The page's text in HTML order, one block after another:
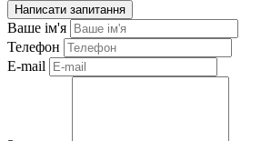
Написати запитання
Ваше ім'я
Телефон
E-mail